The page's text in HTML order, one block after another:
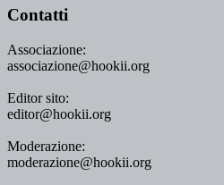
Contatti
Associazione:
associazione@hookii.org
Editor sito:
editor@hookii.org
Moderazione:
moderazione@hookii.org